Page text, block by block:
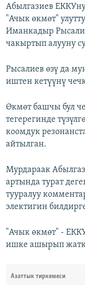
Абылгазиев
"Ачык өкмөт"
Иманкадыр
чакыртып алууну
Рысалиев өзү да
иштен кетүүнү
Өкмөт башчы бул
тегерегинде
коомдук
айтылган.
Мурдараак
артында турат
тууралуу
электигин
"Ачык өкмөт" -
ишке ашырып
Азаттык тиркемеси